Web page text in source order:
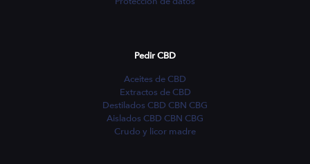
Pedir CBD
Aceites de CBD
Extractos de CBD
Destilados CBD CBN CBG
Aislados CBD CBN CBG
Crudo y licor madre